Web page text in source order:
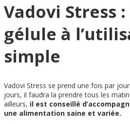
Vadovi Stress
gélule à
simple
Vadovi Stress se prend une fois par
jours, il faudra la prendre tous les
ailleurs, il est conseillé
une alimentation saine et variée.